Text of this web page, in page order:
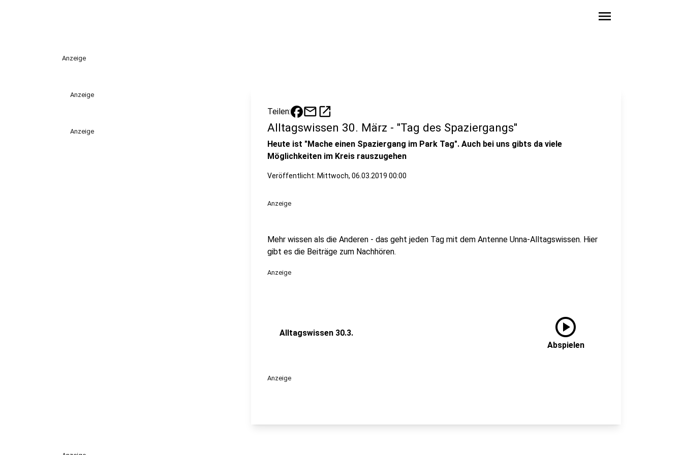
menu
Anzeige
Anzeige
Anzeige
Teilen: mailopen_in_new
Alltagswissen 30. März - "Tag des Spaziergangs"
Heute ist "Mache einen Spaziergang im Park Tag". Auch bei uns gibts da viele
Möglichkeiten im Kreis rauszugehen
Veröffentlicht: Mittwoch, 06.03.2019 00:00
Anzeige
Mehr wissen als die Anderen - das geht jeden Tag mit dem Antenne Unna-Alltagswissen. Hier
gibt es die Beiträge zum Nachhören.
Anzeige
Alltagswissen 30.3. play_circle
Abspielen
Anzeige